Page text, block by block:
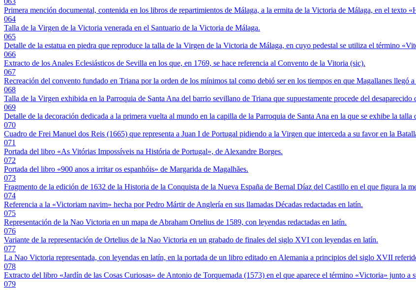
Primera mención documental, contenida en los libros de repartimientos de Málaga, a la ermita de la Victoria de Málaga, en el texto
064
Talla de la Virgen de la Victoria venerada en el Santuario de la Victoria de Málaga.
065
Detalle de la estatua en piedra que reproduce la talla de la Virgen de la Victoria de Málaga, en cuyo pedestal se utiliza el término
066
Extracto de los Anales Eclesiásticos de Sevilla en los que, en 1769, se hace referencia al Convento de la Vitoria (sic).
067
Recreación del convento fundado en Triana por la orden de los mínimos tal como debió ser en los tiempos en que Magallanes llegó
068
Talla de la Virgen exhibida en la Parroquia de Santa Ana del barrio sevillano de Triana que supuestamente procede del
069
Detalle de la decoración dedicada a la primera vuelta al mundo en la capilla de la Parroquia de Santa Ana en la que se exhibe la
070
Cuadro de Frei Manuel dos Reis (1665) que representa a Juan I de Portugal pidiendo a la Virgen que interceda a su favor en la
071
Portada del libro «As Vitórias Impossíveis na História de Portugal», de Alexandre Borges.
072
Portada del libro «900 anos a irritar os espanhóis» de Margarida de Magalhães.
073
Fragmento de la edición de 1632 de la Historia de la Conquista de la Nueva España de Bernal Díaz del Castillo en el que figura la
074
Referencia a la «Victoriam navim» hecha por Pedro Mártir de Anglería en sus llamadas Décadas redactadas en latín.
075
Representación de la Nao Victoria en un mapa de Abraham Ortelius de 1589, con leyendas redactadas en latín.
076
Variante de la representación de Ortelius de la Nao Victoria en un grabado de finales del siglo XVI con leyendas en latín.
077
La Nao Victoria representada, con leyendas en latín, en la portada de un libro editado en Alemania a principios del siglo XVII
078
Extracto del libro «Jardín de las Cosas Curiosas» de Antonio de Torquemada (1573) en el que aparece el término «Victoria» junto a
079